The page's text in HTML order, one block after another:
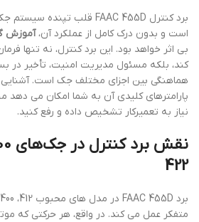
است و بدون درک کامل از عملکرد آن،آموزش
بی اثر خواهد بود. این برد کنترل، نه تنها
کند، بلکه مسئول مدیریت امنیت، تأخیر در
هماهنگی بین اجزای مختلف جک است. آشنایی
پارامترهای کلیدی آن به شما امکان می دهد
نیاز به تعمیرکار تشخیص داده و رفع کنید.
422
متفکر عمل می کند. در واقع، هر حرکتی که